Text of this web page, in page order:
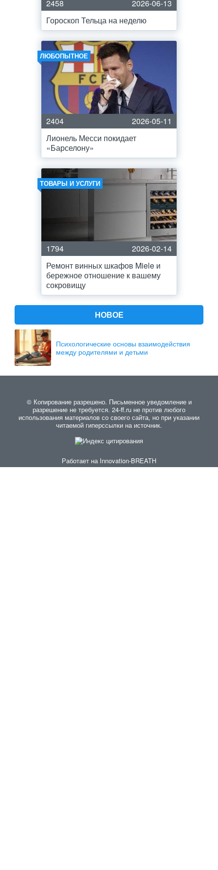
2458
2026-06-13
Гороскоп Тельца на неделю
ЛЮБОПЫТНОЕ
2404
2026-05-11
Лионель Месси покидает
«Барселону»
ТОВАРЫ И УСЛУГИ
1794
2026-02-14
Ремонт винных шкафов Miele и
бережное отношение к вашему
сокровищу
НОВОЕ
Психологические основы взаимодействия
между родителями и детьми
© Копирование разрешено. Письменное уведомление и
разрешение не требуется. 24-ff.ru не против любого
использования материалов со своего сайта, но при указании
читаемой гиперссылки на источник.
Работает на Innovation-BREATH